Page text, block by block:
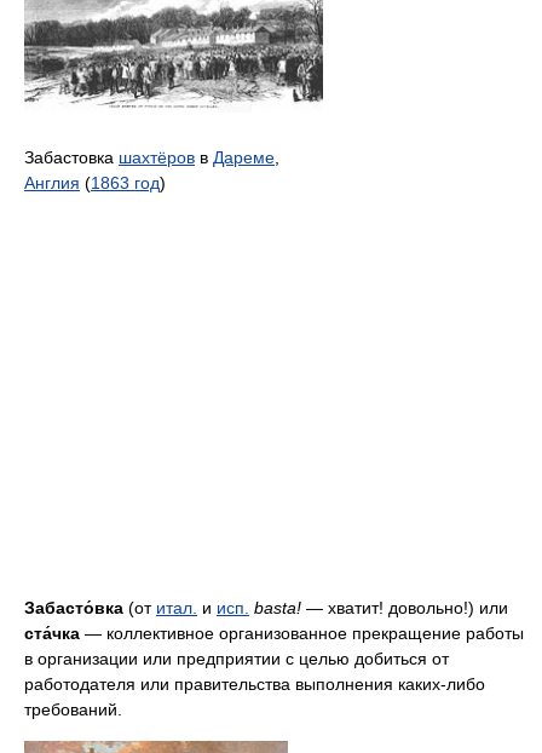
Забастовка шахтёров в Дареме
Англия (1863 год)
Забасто́вка (от итал. и исп. basta! — хватит! довольно!) или
ста́чка — коллективное организованное прекращение работы
в организации или предприятии с целью добиться от
работодателя или правительства выполнения каких-либо
требований.